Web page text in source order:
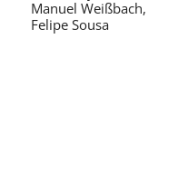
Manuel Weißbach,
Felipe Sousa